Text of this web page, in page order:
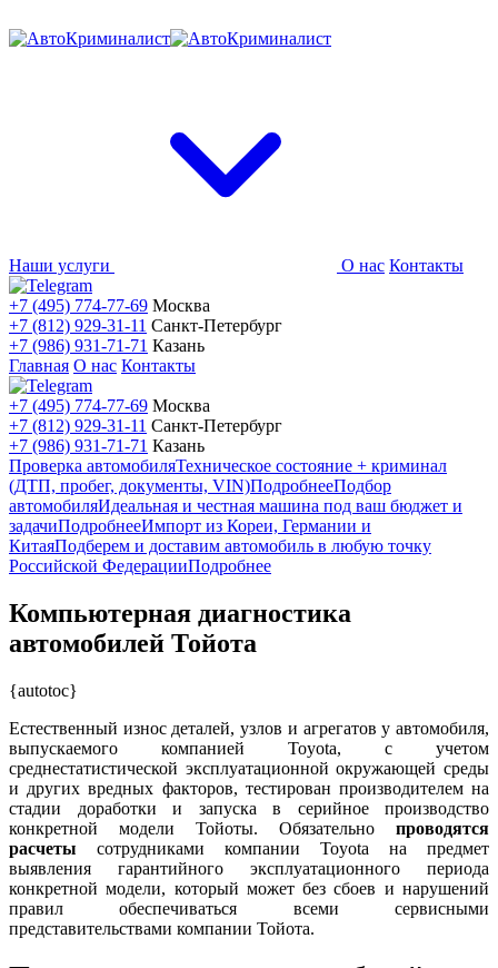
Наши услуги О нас Контакты
+7 (495) 774-77-69 Москва
+7 (812) 929-31-11 Санкт-Петербург
+7 (986) 931-71-71 Казань
Главная О нас Контакты
+7 (495) 774-77-69 Москва
+7 (812) 929-31-11 Санкт-Петербург
+7 (986) 931-71-71 Казань
Проверка автомобиляТехническое состояние + криминал
(ДТП, пробег, документы, VIN)ПодробнееПодбор
автомобиляИдеальная и честная машина под ваш бюджет и
задачиПодробнееИмпорт из Кореи, Германии и
КитаяПодберем и доставим автомобиль в любую точку
Российской ФедерацииПодробнее
Компьютерная диагностика
автомобилей Тойота
{autotoc}
Естественный износ деталей, узлов и агрегатов у автомобиля,
выпускаемого компанией Toyota, с учетом
среднестатистической эксплуатационной окружающей среды
и других вредных факторов, тестирован производителем на
стадии доработки и запуска в серийное производство
конкретной модели Тойоты. Обязательно проводятся
расчеты сотрудниками компании Toyota на предмет
выявления гарантийного эксплуатационного периода
конкретной модели, который может без сбоев и нарушений
правил обеспечиваться всеми сервисными
представительствами компании Тойота.